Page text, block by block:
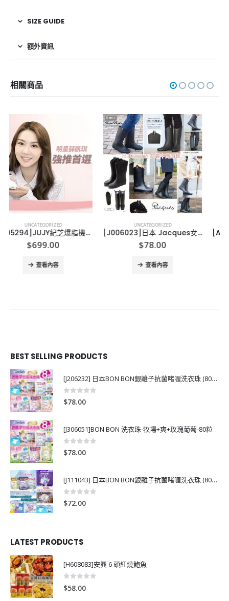
SIZE GUIDE
額外資訊
相關商品
UNCATEGORIZED
[J006023]日本 Jacques女優水鞋
$78.00
查看內容
UNCATEGORIZED
$119.00
查看內容
BEST SELLING PRODUCTS
[J206232] 日本BON BON銀離子抗菌啫喱洗衣珠 (80粒)
0out of 5
$78.00
[J306051]BON BON 洗衣珠-牧場+爽+玫瑰葡萄-80粒
0out of 5
$78.00
[J111043] 日本BON BON銀離子抗菌啫喱洗衣珠 (80粒)
0out of 5
$72.00
LATEST PRODUCTS
[H608083]安興 6 頭紅燒鮑魚
0
$58.00